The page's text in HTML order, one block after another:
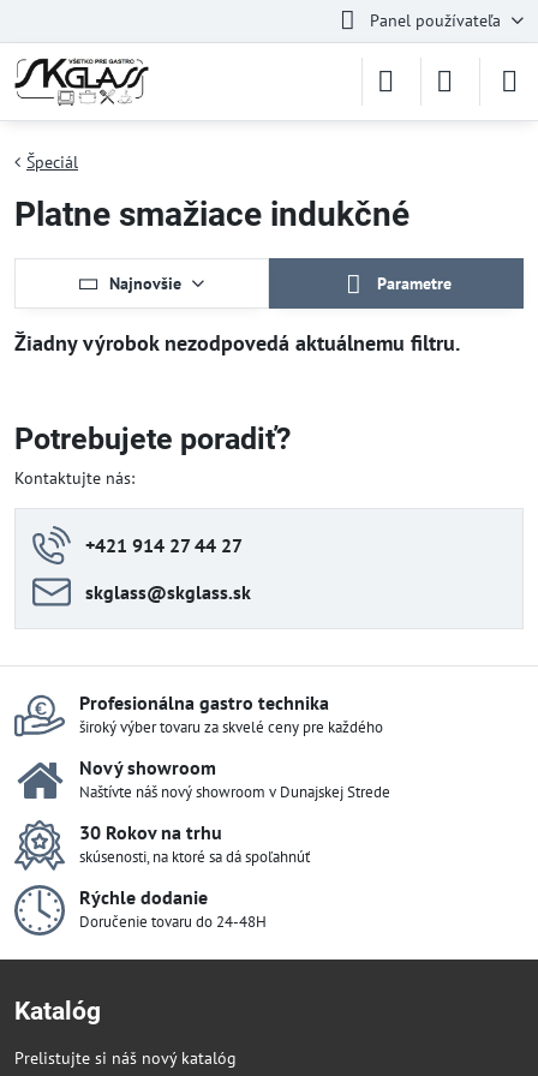
Panel používateľa
Špeciál
Platne smažiace indukčné
Najnovšie Parametre
Potrebujete poradiť?
Kontaktujte nás:
+421 914 27 44 27
skglass​@skglass​.sk
Profesionálna gastro technika
široký výber tovaru za skvelé ceny pre každého
Nový showroom
Naštívte náš nový showroom v Dunajskej Strede
30 Rokov na trhu
skúsenosti, na ktoré sa dá spoľahnúť
Rýchle dodanie
Doručenie tovaru do 24-48H
Katalóg
Prelistujte si náš nový katalóg